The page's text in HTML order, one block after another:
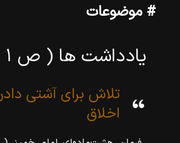
# موضوعات
یادداشت ها ( ص ۱ )
تلاش برای آشتی
اخلاق